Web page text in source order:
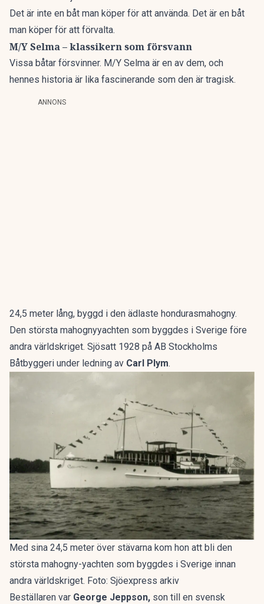
Det är inte en båt man köper för att använda. Det är en båt
man köper för att förvalta.
M/Y Selma – klassikern som försvann
Vissa båtar försvinner. M/Y Selma är en av dem, och
hennes historia är lika fascinerande som den är tragisk.
ANNONS
24,5 meter lång, byggd i den ädlaste hondurasmahogny.
Den största mahognyyachten som byggdes i Sverige före
andra världskriget. Sjösatt 1928 på AB Stockholms
Båtbyggeri under ledning av Carl Plym.
Med sina 24,5 meter över stävarna kom hon att bli den
största mahogny-yachten som byggdes i Sverige innan
andra världskriget. Foto: Sjöexpress arkiv
Beställaren var George Jeppson, son till en svensk